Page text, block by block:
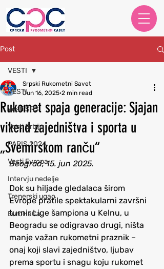
Post
VESTI
Vesti SRS
Vesti Srbija
PARIS 2024
Vesti Evropa
Intervju nedelje
Trenerski ugao
EuroHaCa
VESTI
Rukomet spaja generacije: Sjajan
vikend zajedništva i sporta u
„Svemirskom ranču“
Srpski Rukometni Savet
Jun 16, 2025 2 min read
Beograd, 15. jun 2025.
Dok su hiljade gledalaca širom
Evrope pratile spektakularni završni
turnir Lige šampiona u Kelnu, u
Beogradu se odigravao drugi, ništa
manje važan rukometni praznik –
onaj koji slavi zajedništvo, ljubav
prema sportu i snagu koju rukomet